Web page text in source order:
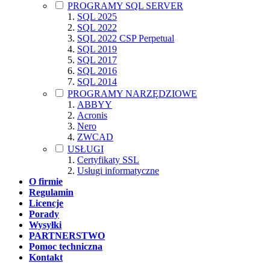
PROGRAMY SQL SERVER
SQL 2025
SQL 2022
SQL 2022 CSP Perpetual
SQL 2019
SQL 2017
SQL 2016
SQL 2014
PROGRAMY NARZĘDZIOWE
ABBYY
Acronis
Nero
ZWCAD
USŁUGI
Certyfikaty SSL
Usługi informatyczne
O firmie
Regulamin
Licencje
Porady
Wysyłki
PARTNERSTWO
Pomoc techniczna
Kontakt